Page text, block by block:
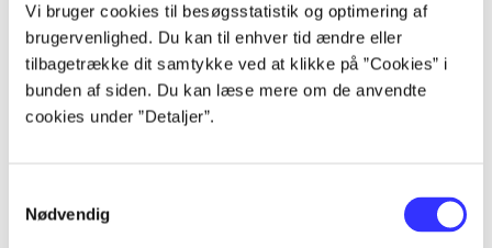
Vi bruger cookies til besøgsstatistik og optimering af
brugervenlighed. Du kan til enhver tid ændre eller
tilbagetrække dit samtykke ved at klikke på ”Cookies” i
bunden af siden. Du kan læse mere om de anvendte
cookies under ”Detaljer”.
Nødvendig
Bibliotekernes vurdering
d. 15. juli 2011
af
d. 15. juli 2011